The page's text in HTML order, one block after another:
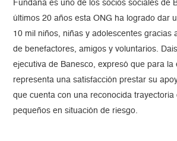
Fundana es uno de los socios sociales de
últimos 20 años esta ONG ha logrado dar
10 mil niños, niñas y adolescentes gracias
de benefactores, amigos y voluntarios.
ejecutiva de Banesco, expresó que para la
representa una satisfacción prestar su
que cuenta con una reconocida trayectoria
pequeños en situación de riesgo.